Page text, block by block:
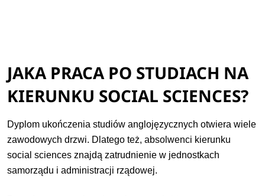
JAKA PRACA PO STUDIACH NA
KIERUNKU SOCIAL SCIENCES?
Dyplom ukończenia studiów anglojęzycznych otwiera wiele
zawodowych drzwi. Dlatego też, absolwenci kierunku
social sciences znajdą zatrudnienie w jednostkach
samorządu i administracji rządowej.